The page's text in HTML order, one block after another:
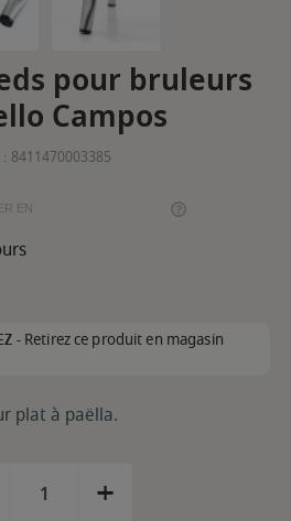
pour bruleurs
Campos
8411470003385
EN
-Retirez ce produit en magasin
plat à paëlla.
+